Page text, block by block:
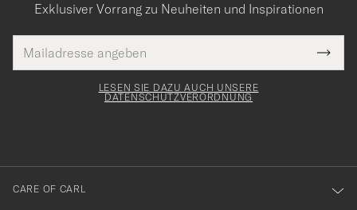
Exklusiver Vorrang zu Neuheiten und Inspirationen
Mail
Adresse
Tack
för
dig
till
LESEN SIE DAZU AUCH UNSERE
DATENSCHUTZVERORDNUNG
CARE OF CARL